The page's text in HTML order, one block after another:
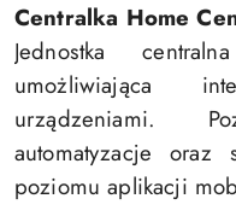
Centralka Home
Jednostka
umożliwiająca
urządzeniami.
automatyzacje
poziomu aplikacji